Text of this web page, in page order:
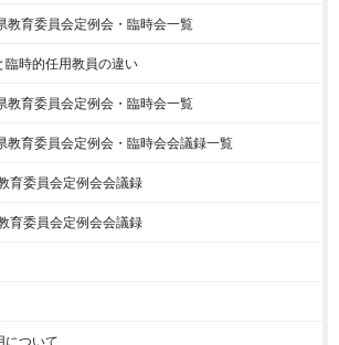
教育委員会定例会・臨時会一覧
臨時的任用教員の違い
教育委員会定例会・臨時会一覧
教育委員会定例会・臨時会会議録一覧
育委員会定例会会議録
育委員会定例会会議録